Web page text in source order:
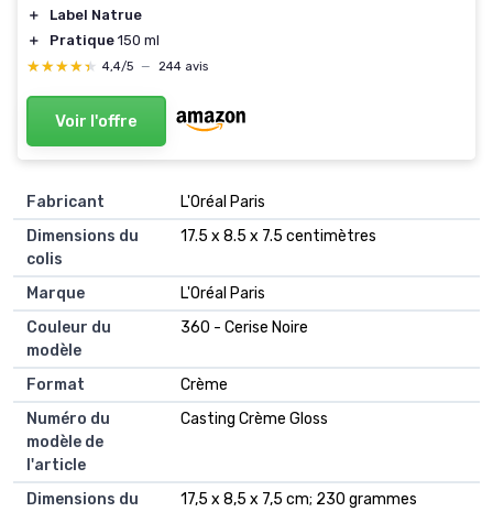
＋
Label Natrue
＋
Pratique 150 ml
★★★★★
★★★★★ 4,4/5 — 244 avis
Voir l'offre
Fabricant
‎L'Oréal Paris
Dimensions du
colis
‎17.5 x 8.5 x 7.5 centimètres
Marque
‎L'Oréal Paris
Couleur du
modèle
‎360 - Cerise Noire
Format
‎Crème
Numéro du
modèle de
l'article
‎Casting Crème Gloss
Dimensions du
‎17,5 x 8,5 x 7,5 cm; 230 grammes